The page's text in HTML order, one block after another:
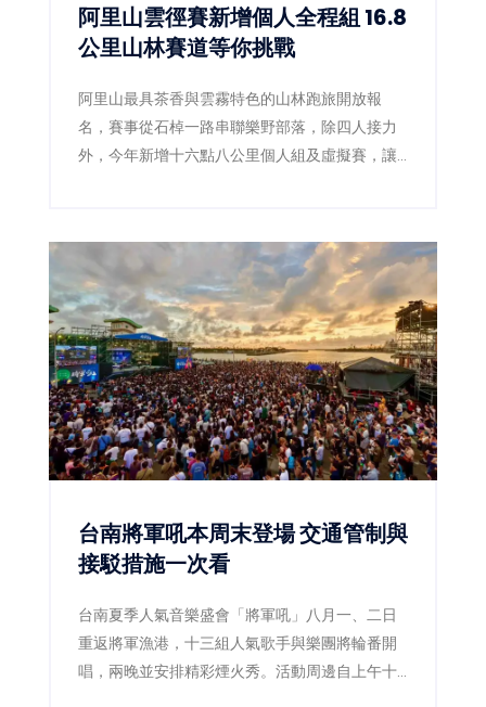
阿里山雲徑賽新增個人全程組 16.8
公里山林賽道等你挑戰
阿里山最具茶香與雲霧特色的山林跑旅開放報
名，賽事從石棹一路串聯樂野部落，除四人接力
外，今年新增十六點八公里個人組及虛擬賽，讓
台南將軍吼本周末登場 交通管制與
接駁措施一次看
台南夏季人氣音樂盛會「將軍吼」八月一、二日
重返將軍漁港，十三組人氣歌手與樂團將輪番開
唱，兩晚並安排精彩煙火秀。活動周邊自上午十